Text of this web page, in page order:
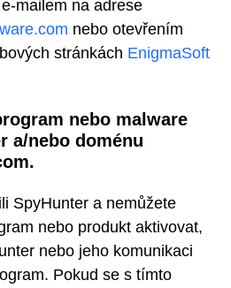
mailem na adrese
nebo otevřením
stránkách EnigmaSoft
nebo malware
a/nebo doménu
SpyHunter a nemůžete
nebo produkt aktivovat,
nebo jeho komunikaci
Pokud se s tímto